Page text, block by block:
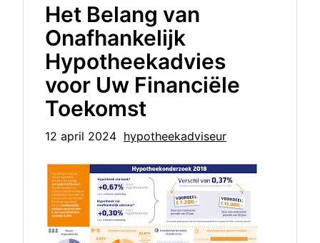
Het Belang van
Onafhankelijk
Hypotheekadvies
voor Uw Financiële
Toekomst
12 april 2024 hypotheekadviseur